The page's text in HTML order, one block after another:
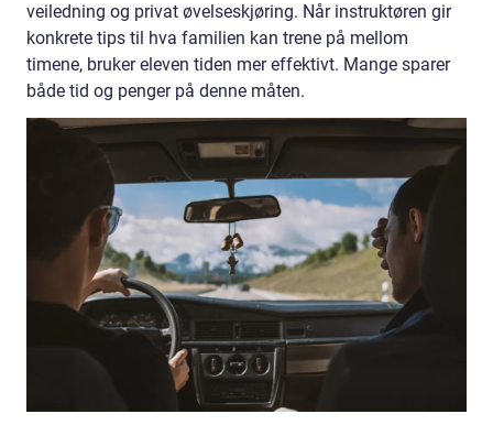
veiledning og privat øvelseskjøring. Når instruktøren gir
konkrete tips til hva familien kan trene på mellom
timene, bruker eleven tiden mer effektivt. Mange sparer
både tid og penger på denne måten.